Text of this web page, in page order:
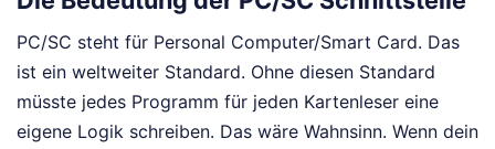
PC/SC steht für Personal Computer/Smart Card. Das
ist ein weltweiter Standard. Ohne diesen Standard
müsste jedes Programm für jeden Kartenleser eine
eigene Logik schreiben. Das wäre Wahnsinn. Wenn dein